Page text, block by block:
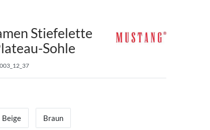
Stiefelette
Sohle
Beige Braun